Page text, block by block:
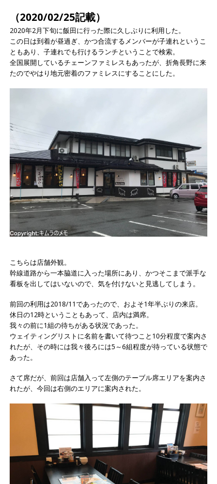
（2020/02/25記載）
2020年2月下旬に飯田に行った際に久しぶりに利用した。
この日は到着が昼過ぎ、かつ合流するメンバーが子連れというこ
ともあり、子連れでも行けるランチということで検索。
全国展開しているチェーンファミレスもあったが、折角長野に来
たのでやはり地元密着のファミレスにすることにした。
こちらは店舗外観。
幹線道路から一本脇道に入った場所にあり、かつそこまで派手な
看板を出してはいないので、気を付けないと見逃してしまう。
前回の利用は2018/11であったので、およそ1年半ぶりの来店。
休日の12時ということもあって、店内は満席。
我々の前に1組の待ちがある状況であった。
ウェイティングリストに名前を書いて待つこと10分程度で案内さ
れたが、その時には我々後ろには5～6組程度が待っている状態で
あった。
さて席だが、前回は店舗入って左側のテーブル席エリアを案内さ
れたが、今回は右側のエリアに案内された。